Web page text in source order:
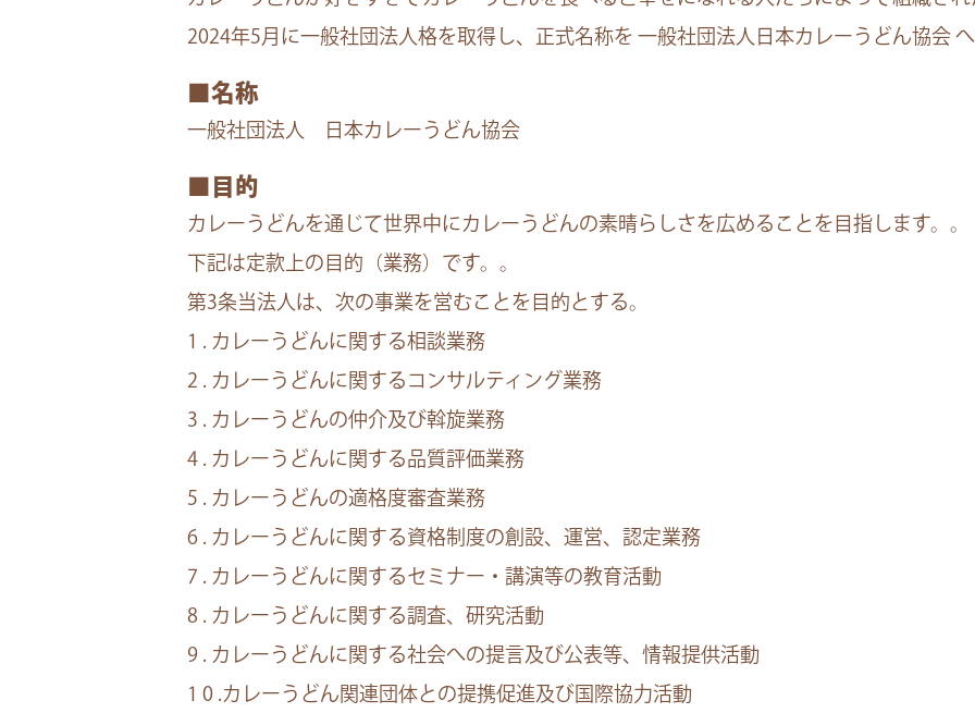
2024年5月に一般社団法人格を取得し、正式名称を 一般社団法人日本カレーうどん協会
■名称
一般社団法人 日本カレーうどん協会
■目的
カレーうどんを通じて世界中にカレーうどんの素晴らしさを広めることを目指します。。
下記は定款上の目的（業務）です。。
第3条当法人は、次の事業を営むことを目的とする。
1 . カレーうどんに関する相談業務
2 . カレーうどんに関するコンサルティング業務
3 . カレーうどんの仲介及び斡旋業務
4 . カレーうどんに関する品質評価業務
5 . カレーうどんの適格度審査業務
6 . カレーうどんに関する資格制度の創設、運営、認定業務
7 . カレーうどんに関するセミナー・講演等の教育活動
8 . カレーうどんに関する調査、研究活動
9 . カレーうどんに関する社会への提言及び公表等、情報提供活動
1 0 .カレーうどん関連団体との提携促進及び国際協力活動